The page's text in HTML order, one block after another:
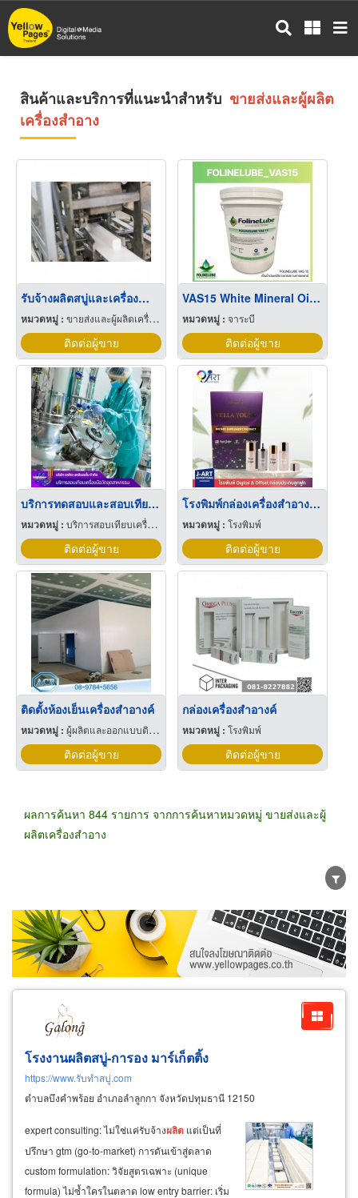
ข้าม
ไป
สินค้าและบริการที่แนะนำสำหรับ ขายส่งและผู้ผลิต
เครื่องสำอาง
รับจ้างผลิตสบู่และเครื่องสำอาง
หมวดหมู่ : ขายส่งและผู้ผลิตเครื่องสำอาง
ติดต่อผู้ขาย
VAS15 White Mineral Oil ''USP/EP''
หมวดหมู่ :จาระบี
ติดต่อผู้ขาย
บริการทดสอบและสอบเทียบเครื่องมือวัดอุตสาหกรรมการผลิตยาและเครื่องสำอาง
หมวดหมู่ : บริการสอบเทียบเครื่องมือวัด
ติดต่อผู้ขาย
โรงพิมพ์กล่องเครื่องสำอางค์ สมุทรปราการ
หมวดหมู่ :โรงพิมพ์
ติดต่อผู้ขาย
ติดตั้งห้องเย็นเครื่องสำอางค์
หมวดหมู่ : ผู้ผลิตและออกแบบติดตั้งห้องเย็น
ติดต่อผู้ขาย
กล่องเครื่องสำอางค์
หมวดหมู่ :โรงพิมพ์
ติดต่อผู้ขาย
ผลการค้นหา 844 รายการ จากการค้นหาหมวดหมู่ ขายส่งและผู้
ผลิตเครื่องสำอาง
ขายส่ง ขายปลีก ผู้ผลิต
ตัวแทนจัดจำหน่าย
ผู้ส่งออก/นำเข้า
ธุรกิจบริการ
โรงงานผลิตสบู่-การอง มาร์เก็ตติ้ง
https://www.รับทำสบู่.com
ตำบลบึงคำพร้อย อำเภอลำลูกกา จังหวัดปทุมธานี 12150
expert consulting: ไม่ใช่แค่รับจ้างผลิต แต่เป็นที่
ปรึกษา gtm (go-to-market) การดันเข้าสู่ตลาด
custom formulation: วิจัยสูตรเฉพาะ (unique
formula) ไม่ซ้ำใครในตลาด low entry barrier: เริ่ม